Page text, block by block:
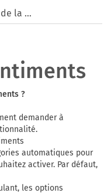
Base de connaissances de la communauté
?
demander à
automatiques pour
activer. Par défaut,
les options